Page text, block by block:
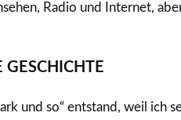
Radio und Internet,
GESCHICHTE
und so“ entstand, weil ich